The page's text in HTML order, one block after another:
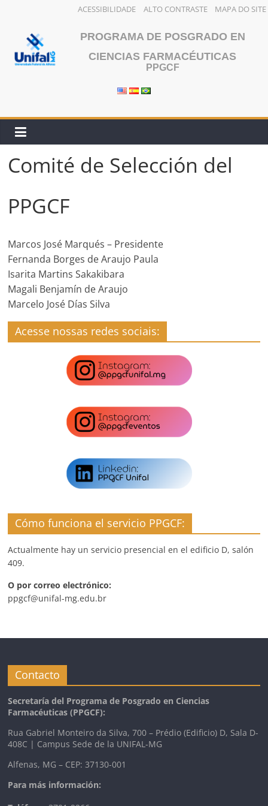
ACESSIBILIDADE ALTO CONTRASTE MAPA DO SITE
contenido
PROGRAMA DE POSGRADO EN
CIENCIAS FARMACÉUTICAS
PPGCF
Comité de Selección del
PPGCF
Marcos José Marqués – Presidente
Fernanda Borges de Araujo Paula
Isarita Martins Sakakibara
Magali Benjamín de Araujo
Marcelo José Días Silva
Acesse nossas redes sociais:
Cómo funciona el servicio PPGCF:
Actualmente hay un servicio presencial en el edificio D, salón
409.
O por correo electrónico:
ppgcf@unifal-mg.edu.br
Contacto
Secretaría del Programa de Posgrado en Ciencias
Farmacéuticas(PPGCF):
Rua Gabriel Monteiro da Silva, 700 – Prédio (Edificio) D, Sala D-
408C | Campus Sede de la UNIFAL-MG
Alfenas, MG – CEP: 37130-001
Para más información: